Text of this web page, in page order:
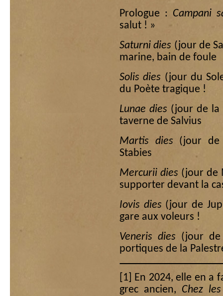
Prologue : Campani
salut ! »
Saturni dies (jour de
marine, bain de foule
Solis dies (jour du
du Poète tragique !
Lunae dies (jour de la
taverne de Salvius
Martis dies (jour de
Stabies
Mercurii dies (jour de
supporter devant la
Iovis dies (jour de
gare aux voleurs !
Veneris dies (jour de
portiques de la
[1]
En 2024, elle en a
grec ancien, Chez